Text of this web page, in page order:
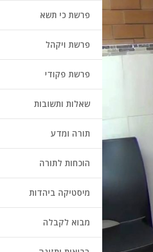
פרשת כי תשא
פרשת ויקהל
פרשת פקודי
שאלות ותשובות
תורה ומדע
הוכחות לתורה
מיסטיקה ביהדות
מבוא לקבלה